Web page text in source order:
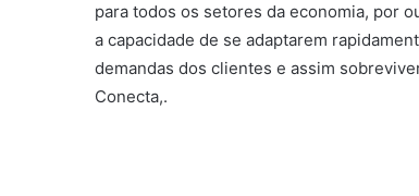
para todos os setores da economia, por
a capacidade de se adaptarem
demandas dos clientes e assim
Conecta,.